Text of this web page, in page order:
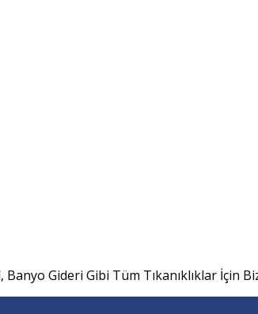
Gideri Gibi Tüm Tıkanıklıklar İçin